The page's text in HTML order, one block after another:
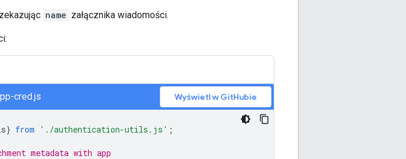
name załącznika wiadomości.
cred.js Wyświetl w GitHubie
} from './authentication-utils.js' ;
metadata with app